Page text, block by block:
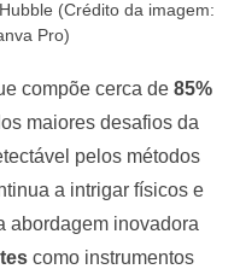
(Crédito da imagem:
Pro)
compõe cerca de 85%
maiores desafios da
pelos métodos
a intrigar físicos e
abordagem inovadora
como instrumentos